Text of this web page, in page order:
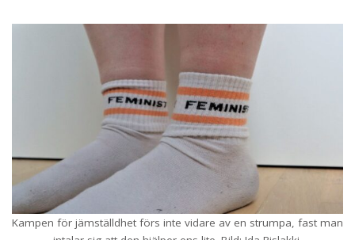
Kampen för jämställdhet förs inte vidare av en strumpa, fast man